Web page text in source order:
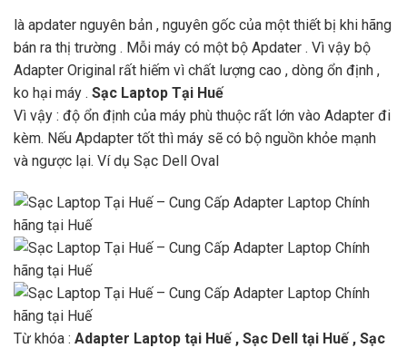
là apdater nguyên bản , nguyên gốc của một thiết bị khi hãng
bán ra thị trường . Mỗi máy có một bộ Apdater . Vì vậy bộ
Adapter Original rất hiếm vì chất lượng cao , dòng ổn định ,
ko hại máy . Sạc Laptop Tại Huế
Vì vậy : độ ổn định của máy phù thuộc rất lớn vào Adapter đi
kèm. Nếu Apdapter tốt thì máy sẽ có bộ nguồn khỏe mạnh
và ngược lại. Ví dụ Sạc Dell Oval
Từ khóa : Adapter Laptop tại Huế , Sạc Dell tại Huế , Sạc